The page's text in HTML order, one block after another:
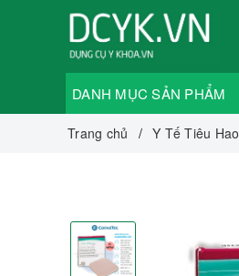
DANH MỤC SẢN PHẨM
Trang chủ Y Tế Tiêu Hao